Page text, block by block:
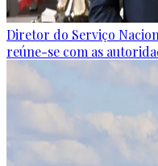
Diretor do Serviço
reúne-se com as